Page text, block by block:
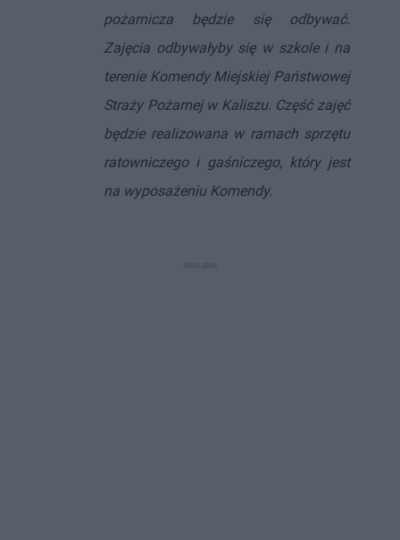
pożarnicza będzie się odbywać.
Zajęcia odbywałyby się w szkole i na
terenie Komendy Miejskiej Państwowej
Straży Pożarnej w Kaliszu. Część zajęć
będzie realizowana w ramach sprzętu
ratowniczego i gaśniczego, który jest
na wyposażeniu Komendy.